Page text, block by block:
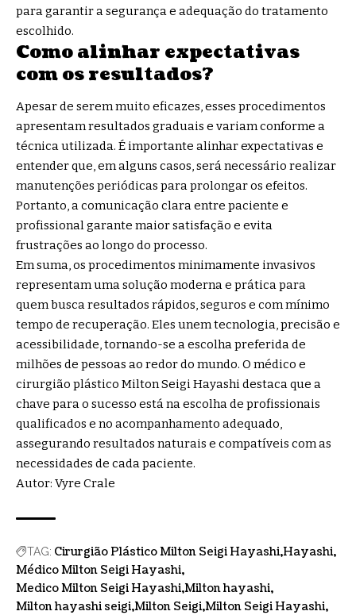
para garantir a segurança e adequação do tratamento
escolhido.
Como alinhar expectativas
com os resultados?
Apesar de serem muito eficazes, esses procedimentos
apresentam resultados graduais e variam conforme a
técnica utilizada. É importante alinhar expectativas e
entender que, em alguns casos, será necessário realizar
manutenções periódicas para prolongar os efeitos.
Portanto, a comunicação clara entre paciente e
profissional garante maior satisfação e evita
frustrações ao longo do processo.
Em suma, os procedimentos minimamente invasivos
representam uma solução moderna e prática para
quem busca resultados rápidos, seguros e com mínimo
tempo de recuperação. Eles unem tecnologia, precisão e
acessibilidade, tornando-se a escolha preferida de
milhões de pessoas ao redor do mundo. O médico e
cirurgião plástico Milton Seigi Hayashi destaca que a
chave para o sucesso está na escolha de profissionais
qualificados e no acompanhamento adequado,
assegurando resultados naturais e compatíveis com as
necessidades de cada paciente.
Autor: Vyre Crale
TAG: Cirurgião Plástico Milton Seigi Hayashi Hayashi
Médico Milton Seigi Hayashi
Medico Milton Seigi Hayashi Milton hayashi
Milton hayashi seigi Milton Seigi Milton Seigi Hayashi